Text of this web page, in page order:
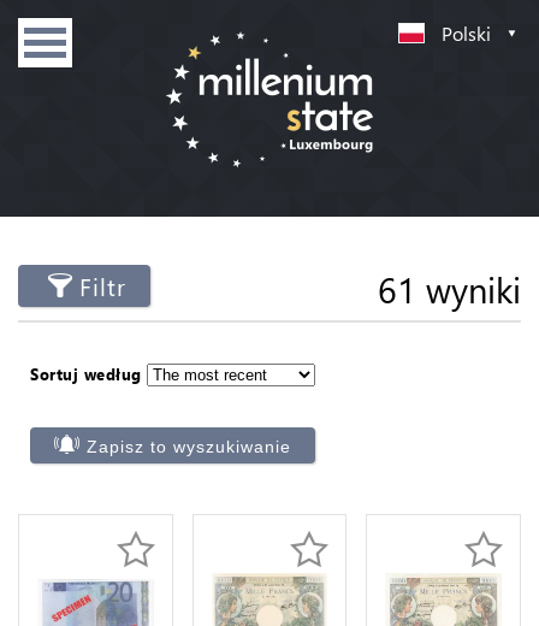
Polski
Filtr 61 wyniki
Sortuj według
Zapisz to wyszukiwanie